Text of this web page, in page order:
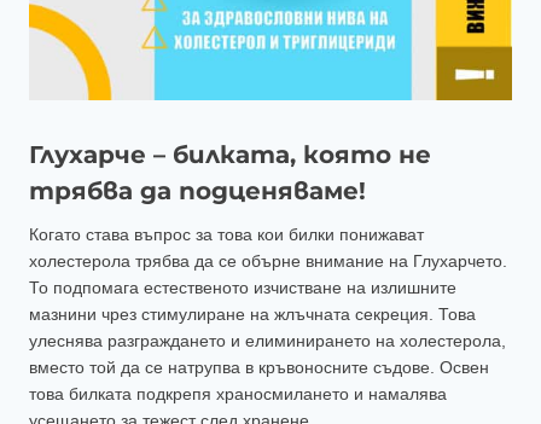
Глухарче – билката, която не
трябва да подценяваме!
Когато става въпрос за това кои билки понижават
холестерола трябва да се обърне внимание на Глухарчето.
То подпомага естественото изчистване на излишните
мазнини чрез стимулиране на жлъчната секреция. Това
улеснява разграждането и елиминирането на холестерола,
вместо той да се натрупва в кръвоносните съдове. Освен
това билката подкрепя храносмилането и намалява